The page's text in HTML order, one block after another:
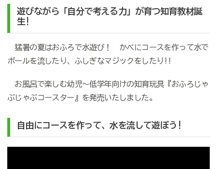
遊びながら「自分で考える力」が育つ知育教材誕
生!
猛暑の夏はおふろで水遊び！ かべにコースを作って水で
ボールを流したり、ふしぎなマジックをしたり!!
お風呂で楽しむ幼児～低学年向けの知育玩具『おふろじゃ
ぶじゃぶコースター』を発売いたしました。
自由にコースを作って、水を流して遊ぼう!